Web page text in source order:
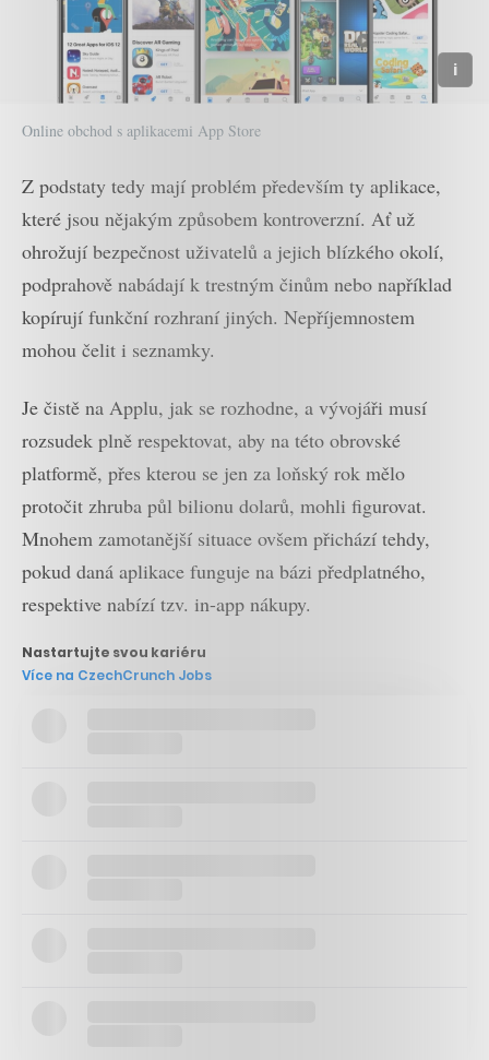
Online obchod s aplikacemi App Store
Z podstaty tedy mají problém především ty aplikace,
které jsou nějakým způsobem kontroverzní. Ať už
ohrožují bezpečnost uživatelů a jejich blízkého okolí,
podprahově nabádají k trestným činům nebo například
kopírují funkční rozhraní jiných. Nepříjemnostem
mohou čelit i seznamky.
Je čistě na Applu, jak se rozhodne, a vývojáři musí
rozsudek plně respektovat, aby na této obrovské
platformě, přes kterou se jen za loňský rok mělo
protočit zhruba půl bilionu dolarů, mohli figurovat.
Mnohem zamotanější situace ovšem přichází tehdy,
pokud daná aplikace funguje na bázi předplatného,
respektive nabízí tzv. in-app nákupy.
Nastartujte svou kariéru
Více na CzechCrunch Jobs